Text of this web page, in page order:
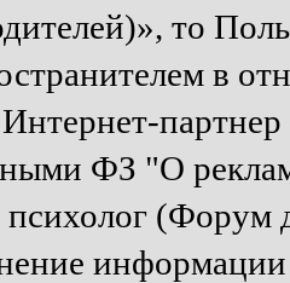
то
в
ФЗ "О
(Форум